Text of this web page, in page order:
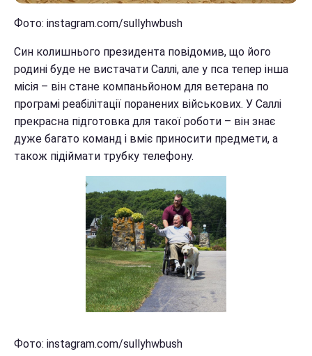
Фото: instagram.com/sullyhwbush
Син колишнього президента повідомив, що його
родині буде не вистачати Саллі, але у пса тепер інша
місія – він стане компаньйоном для ветерана по
програмі реабілітації поранених військових. У Саллі
прекрасна підготовка для такої роботи – він знає
дуже багато команд і вміє приносити предмети, а
також підіймати трубку телефону.
Фото: instagram.com/sullyhwbush